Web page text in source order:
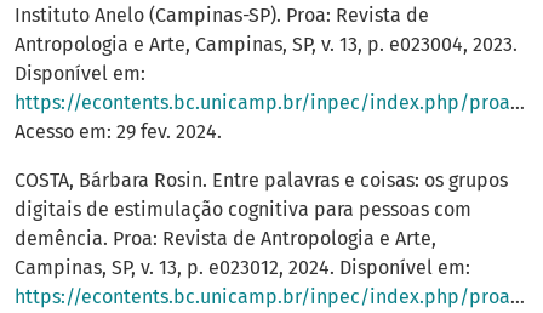
Instituto Anelo (Campinas-SP). Proa: Revista de
Antropologia e Arte, Campinas, SP, v. 13, p. e023004, 2023.
Disponível em:
https://econtents.bc.unicamp.br/inpec/index.php/proa/article/view/16599
Acesso em: 29 fev. 2024.
COSTA, Bárbara Rosin. Entre palavras e coisas: os grupos
digitais de estimulação cognitiva para pessoas com
demência. Proa: Revista de Antropologia e Arte,
Campinas, SP, v. 13, p. e023012, 2024. Disponível em:
https://econtents.bc.unicamp.br/inpec/index.php/proa/article/view/18489